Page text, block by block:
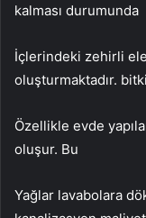
kalması durumunda
İçlerindeki zehirli
oluşturmaktadır.
Özellikle evde
oluşur. Bu
Yağlar lavabolara